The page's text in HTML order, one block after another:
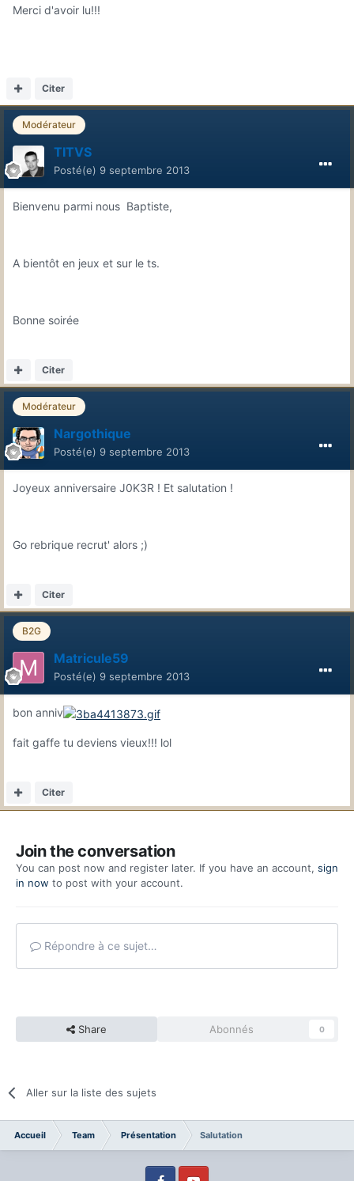
Merci d'avoir lu!!!
Citer
Modérateur
TITVS
Posté(e) 9 septembre 2013
Bienvenu parmi nous Baptiste,
A bientôt en jeux et sur le ts.
Bonne soirée
Citer
Modérateur
Nargothique
Posté(e) 9 septembre 2013
Joyeux anniversaire J0K3R ! Et salutation !
Go rebrique recrut' alors ;)
Citer
B2G
Matricule59
Posté(e) 9 septembre 2013
bon anniv
fait gaffe tu deviens vieux!!! lol
Citer
Join the conversation
You can post now and register later. If you have an account, sign
in now to post with your account.
Répondre à ce sujet…
Share Abonnés 0
Aller sur la liste des sujets
Accueil Team Présentation Salutation